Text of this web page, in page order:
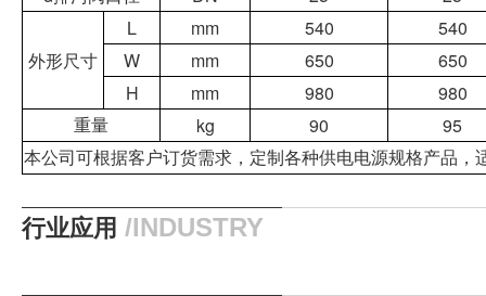
外形尺寸
L mm 540
540
W
mm 650
650
H
mm 980 980
重量 kg 90 95
本公司可根据客户订货需求，定制各种供电电源规格产品，
行业应用 /INDUSTRY